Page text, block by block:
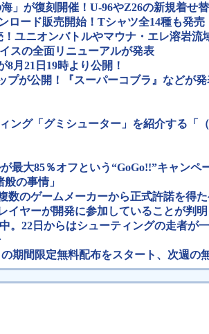
」が復刻開催！U-96やZ26の新規着せ
ロード販売開始！Tシャツ全14種も発売
ユニオンバトルやマウナ・エレ溶岩流
スの全面リニューアルが発表
月21日19時より公開！
が公開！『スーパーコブラ』などが発
グ「グミシューター」を紹介する「
最大85％オフという“GoGo!!”キャンペ
の事情」
のゲームメーカーから正式許諾を得
イヤーが開発に参加していることが判明
。22日からはシューティングの走者が
期間限定無料配布をスタート、次週